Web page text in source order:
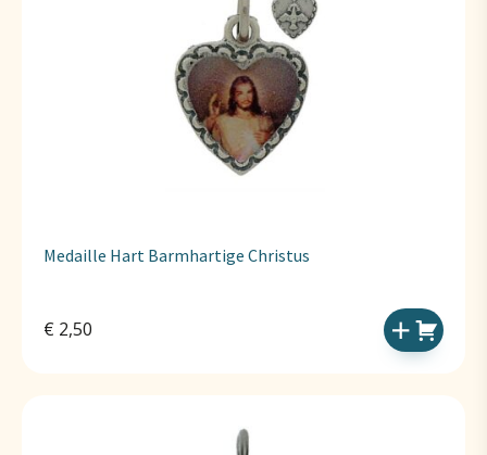
Medaille Hart Barmhartige Christus
€ 2,50